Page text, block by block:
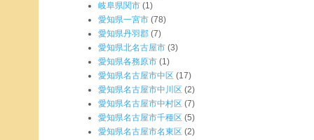
岐阜県関市 (1)
愛知県一宮市 (78)
愛知県丹羽郡 (7)
愛知県北名古屋市 (3)
愛知県各務原市 (1)
愛知県名古屋市中区 (17)
愛知県名古屋市中川区 (2)
愛知県名古屋市中村区 (7)
愛知県名古屋市千種区 (5)
愛知県名古屋市名東区 (2)